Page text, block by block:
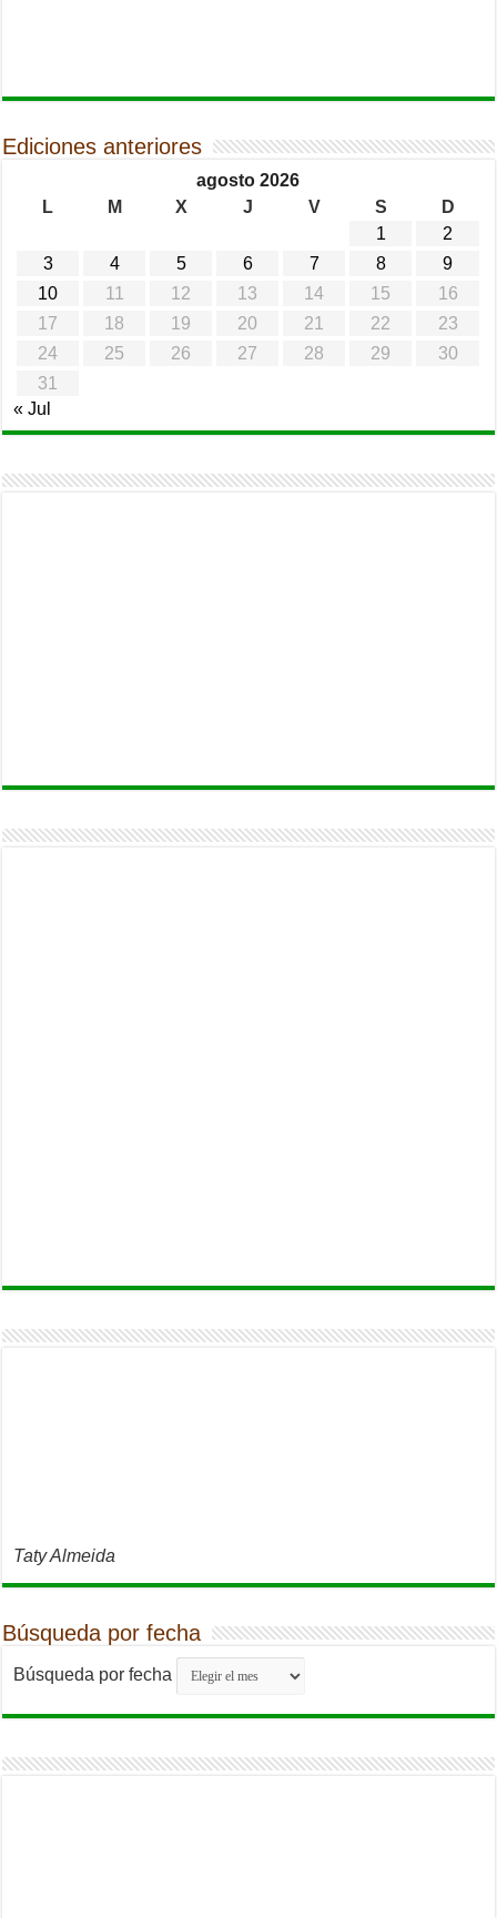
Ediciones anteriores
agosto 2026
L
M X J V S
D
1
2
3
4 5 6 7 8
9
10
11 12 13 14 15
16
17
18 19 20 21 22
23
24
25 26 27 28 29
30
31
« Jul
Taty Almeida
Búsqueda por fecha
Búsqueda por fecha